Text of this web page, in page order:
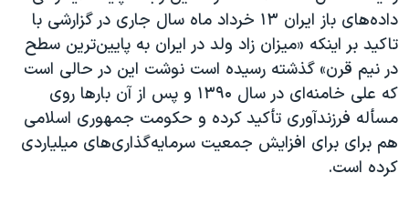
داده‌های باز ایران ۱۳ خرداد ماه سال جاری در گزارشی با
تاکید بر اینکه «میزان زاد ولد در ایران به پایین‌ترین سطح
در نیم قرن» گذشته رسیده است نوشت این در حالی است
که علی خامنه‌ای در سال ۱۳۹۰ و پس از آن بارها روی
مسأله فرزندآوری تأکید کرده و حکومت جمهوری اسلامی
هم برای برای افزایش جمعیت سرمایه‌گذاری‌های میلیاردی
کرده است.